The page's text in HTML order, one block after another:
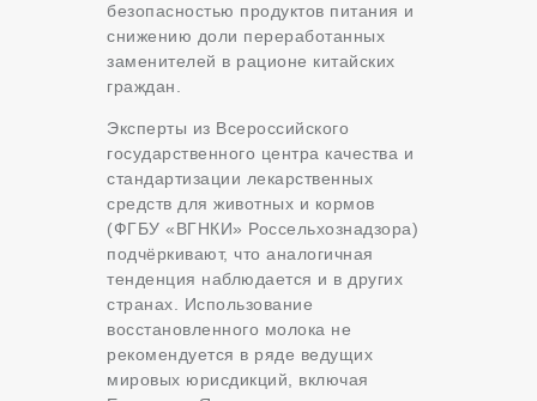
безопасностью продуктов питания и
снижению доли переработанных
заменителей в рационе китайских
граждан.
Эксперты из Всероссийского
государственного центра качества и
стандартизации лекарственных
средств для животных и кормов
(ФГБУ «ВГНКИ» Россельхознадзора)
подчёркивают, что аналогичная
тенденция наблюдается и в других
странах. Использование
восстановленного молока не
рекомендуется в ряде ведущих
мировых юрисдикций, включая